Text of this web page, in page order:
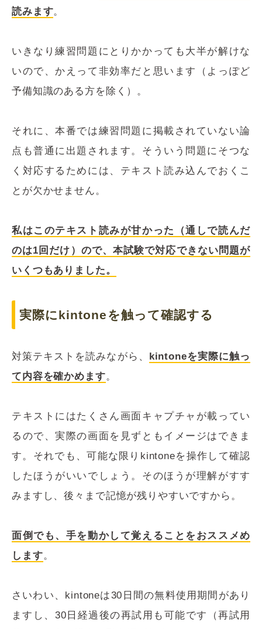
読みます。
いきなり練習問題にとりかかっても大半が解けな
いので、かえって非効率だと思います（よっぽど
予備知識のある方を除く）。
それに、本番では練習問題に掲載されていない論
点も普通に出題されます。そういう問題にそつな
く対応するためには、テキスト読み込んでおくこ
とが欠かせません。
私はこのテキスト読みが甘かった（通しで読んだ
のは1回だけ）ので、本試験で対応できない問題が
いくつもありました。
実際にkintoneを触って確認する
対策テキストを読みながら、 kintoneを実際に触っ
て内容を確かめます。
テキストにはたくさん画面キャプチャが載ってい
るので、実際の画面を見ずともイメージはできま
す。それでも、可能な限りkintoneを操作して確認
したほうがいいでしょう。そのほうが理解がすす
みますし、後々まで記憶が残りやすいですから。
面倒でも、手を動かして覚えることをおススメめ
します。
さいわい、kintoneは30日間の無料使用期間があり
ますし、30日経過後の再試用も可能です（再試用